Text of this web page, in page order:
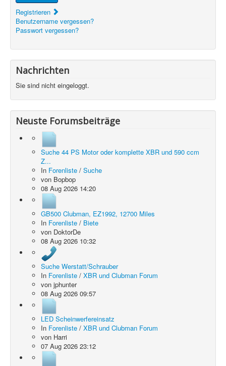
Registrieren
Benutzername vergessen?
Passwort vergessen?
Nachrichten
Sie sind nicht eingeloggt.
Neuste Forumsbeiträge
Suche 44 PS Motor oder komplette XBR und 590 ccm
Z...
In Forenliste / Suche
von Bopbop
08 Aug 2026 14:20
GB500 Clubman, EZ1992, 12700 Miles
In Forenliste / Biete
von DoktorDe
08 Aug 2026 10:32
Suche Werstatt/Schrauber
In Forenliste / XBR und Clubman Forum
von jphunter
08 Aug 2026 09:57
LED Scheinwerfereinsatz
In Forenliste / XBR und Clubman Forum
von Harri
07 Aug 2026 23:12